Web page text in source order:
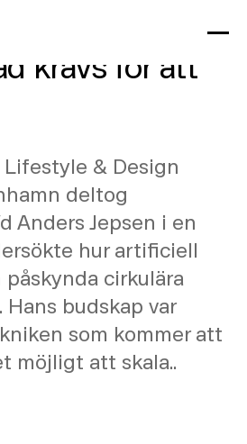
krävs för att
& Design
deltog
Anders Jepsen i en
hur artificiell
cirkulära
budskap var
som kommer att
möjligt att skala..